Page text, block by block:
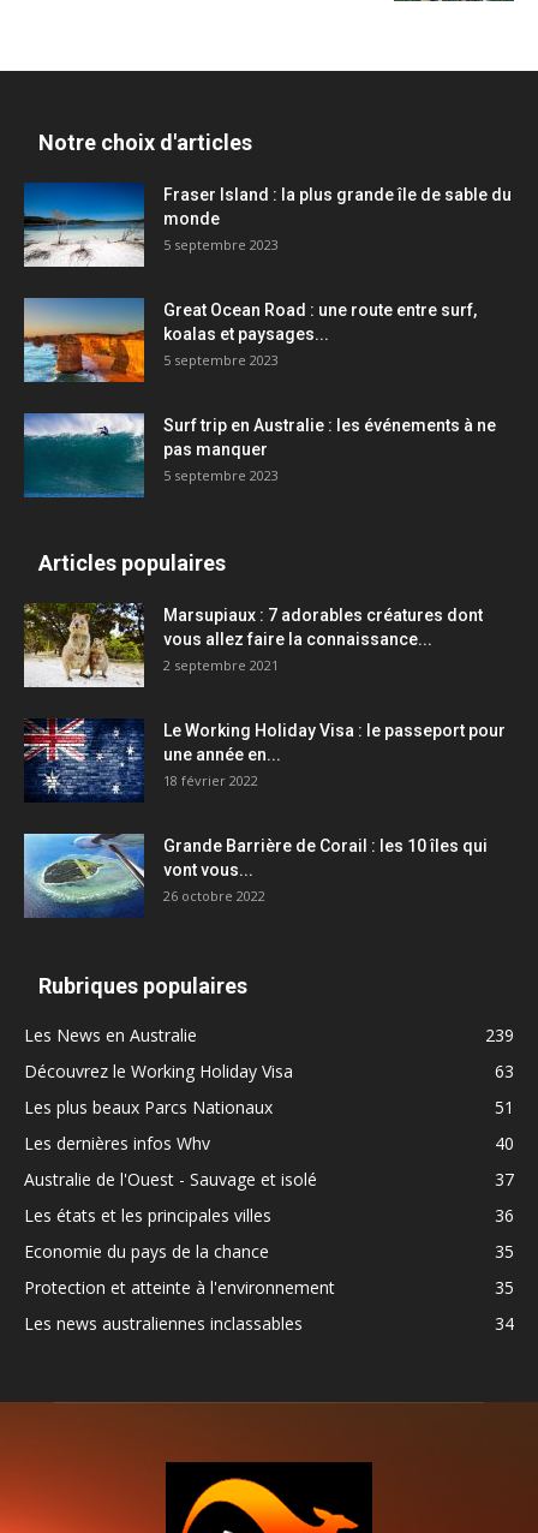
Notre choix d'articles
Fraser Island : la plus grande île de sable du
monde
5 septembre 2023
Great Ocean Road : une route entre surf,
koalas et paysages...
5 septembre 2023
Surf trip en Australie : les événements à ne
pas manquer
5 septembre 2023
Articles populaires
Marsupiaux : 7 adorables créatures dont
vous allez faire la connaissance...
2 septembre 2021
Le Working Holiday Visa : le passeport pour
une année en...
18 février 2022
Grande Barrière de Corail : les 10 îles qui
vont vous...
26 octobre 2022
Rubriques populaires
Les News en Australie
239
Découvrez le Working Holiday Visa
63
Les plus beaux Parcs Nationaux
51
Les dernières infos Whv
40
Australie de l'Ouest - Sauvage et isolé
37
Les états et les principales villes
36
Economie du pays de la chance
35
Protection et atteinte à l'environnement
35
Les news australiennes inclassables
34